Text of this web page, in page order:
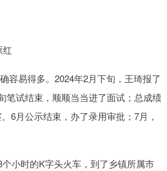
红
容易得多。2024年2月下旬，王琦报了
笔试结束，顺顺当当进了面试；总成绩
6月公示结束，办了录用审批；7月，
小时的K字头火车，到了乡镇所属市